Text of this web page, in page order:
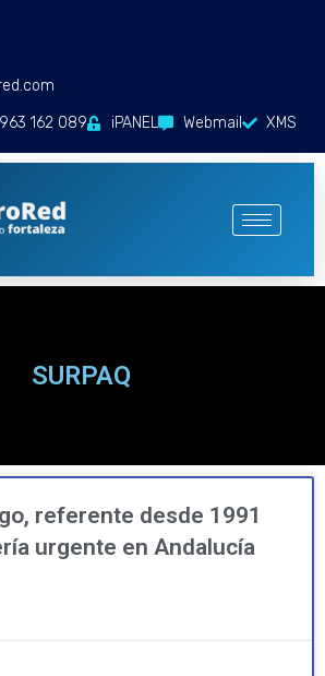
162 089
iPANEL Webmail XMS
SURPAQ
referente desde 1991
urgente en Andalucía